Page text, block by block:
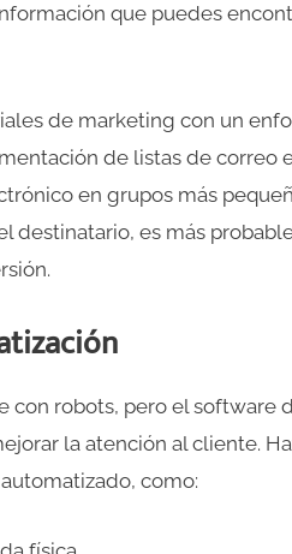
que puedes
de marketing con un
de listas de correo
en grupos más
destinatario, es más
con robots, pero el software
la atención al cliente.
como: